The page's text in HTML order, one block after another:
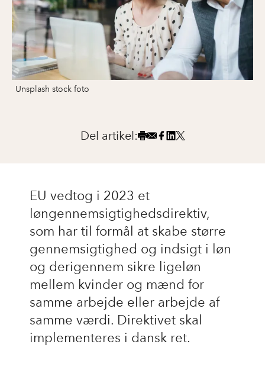
Unsplash stock foto
Del artikel:
EU vedtog i 2023 et
løngennemsigtighedsdirektiv,
som har til formål at skabe større
gennemsigtighed og indsigt i løn
og derigennem sikre ligeløn
mellem kvinder og mænd for
samme arbejde eller arbejde af
samme værdi. Direktivet skal
implementeres i dansk ret.